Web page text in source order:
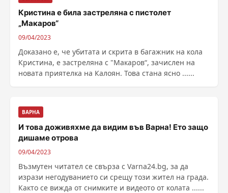
Кристина е била застреляна с пистолет
„Макаров“
09/04/2023
Доказано е, че убитата и скрита в багажник на кола
Кристина, е застреляна с "Макаров“, зачислен на
новата приятелка на Калоян. Това стана ясно ......
ВАРНА
И това доживяхме да видим във Варна! Ето защо
дишаме отрова
09/04/2023
Възмутен читател се свърза с Varna24.bg, за да
изрази негодуванието си срещу този жител на града.
Както се вижда от снимките и видеото от колата ......